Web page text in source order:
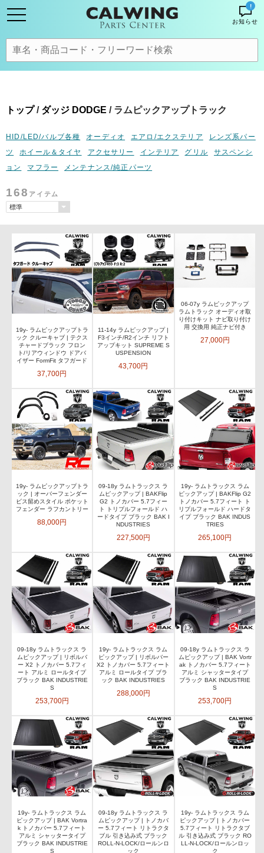
!
お知らせ
トップ/ ダッジ DODGE / ラムピックアップトラック
HID/LED/バルブ各種 オーディオ エアロ/エクステリア
レンズ系パー
ツ
ホイール＆タイヤ アクセサリー インテリア グリル
サスペンシ
ョン
マフラー メンテナンス/純正パーツ
168 アイテム
19y- ラムピックアップトラ
ック クルーキャブ | テクス
チャードブラック フロン
ト/リアウィンドウ ドアバ
イザー FormFit タフガード
37,700円
11-14y ラムピックアップ |
F3インチ/R2インチ リフト
アップキット SUPREME S
USPENSION
43,700円
06-07y ラムピックアップ
ラムトラック オーディオ取
り付けキット ナビ取り付け
用 交換用 純正ナビ付き
27,000円
19y- ラムピックアップトラ
ック | オーバーフェンダー
ビス留めスタイル ポケット
フェンダー ラフカントリー
88,000円
09-18y ラムトラックス ラ
ムピックアップ | BAKFlip
G2 トノカバー 5.7フィー
ト トリプルフォールド ハ
ードタイプ ブラック BAK I
NDUSTRIES
227,500円
19y- ラムトラックス ラム
ピックアップ | BAKFlip G2
トノカバー 5.7フィート ト
リプルフォールド ハードタ
イプ ブラック BAK INDUS
TRIES
265,100円
09-18y ラムトラックス ラ
ムピックアップ | リボルバ
ー X2 トノカバー 5.7フィ
ート アルミ ロールタイプ
ブラック BAK INDUSTRIE
S
253,700円
19y- ラムトラックス ラム
ピックアップ | リボルバー
X2 トノカバー 5.7フィート
アルミ ロールタイプ ブラ
ック BAK INDUSTRIES
288,000円
09-18y ラムトラックス ラ
ムピックアップ | BAK Vortr
ak トノカバー 5.7フィート
アルミ シャッタータイプ
ブラック BAK INDUSTRIE
S
253,700円
19y- ラムトラックス ラム
ピックアップ | BAK Vortra
k トノカバー 5.7フィート
アルミ シャッタータイプ
ブラック BAK INDUSTRIE
S
09-18y ラムトラックス ラ
ムピックアップ | トノカバ
ー 5.7フィート リトラクタ
ブル 引き込み式 ブラック
ROLL-N-LOCK/ロールンロ
ック
19y- ラムトラックス ラム
ピックアップ | トノカバー
5.7フィート リトラクタブ
ル 引き込み式 ブラック RO
LL-N-LOCK/ロールンロッ
ク